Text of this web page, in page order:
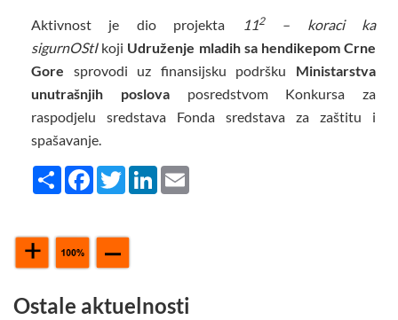
Aktivnost je dio projekta 112– koraci ka
sigurnOStI koji Udruženje mladih sa hendikepom Crne
Gore sprovodi uz finansijsku podršku Ministarstva
unutrašnjih poslova posredstvom Konkursa za
raspodjelu sredstava Fonda sredstava za zaštitu i
spašavanje.
Share FacebookTwitterLinkedIn
Ostale aktuelnosti